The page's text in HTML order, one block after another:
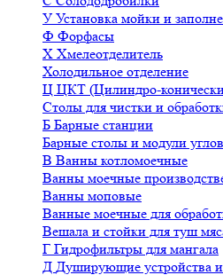
У Установка мойки и
Ф Форфасы
Х Хмелеотделитель
Холодильное отделение
Ц ЦКТ (Цилиндро-
Столы для чистки и
Б Барные станции
Барные столы и модули
В Ванны котломоечные
Ванны моечные
Ванны моповые
Ванные моечные для
Вешала и стойки для туш
Г Гидрофильтры для мангала
Д Душирующие устройства